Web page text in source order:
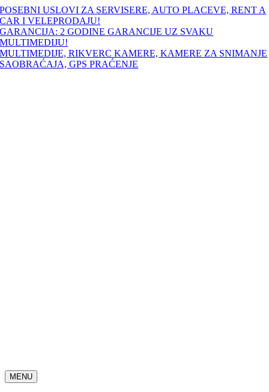
Skip
to
content
POSEBNI USLOVI ZA SERVISERE, AUTO PLACEVE, RENT A
CAR I VELEPRODAJU!
GARANCIJA: 2 GODINE GARANCIJE UZ SVAKU
MULTIMEDIJU!
MULTIMEDIJE, RIKVERC KAMERE, KAMERE ZA SNIMANJE
SAOBRAĆAJA, GPS PRAĆENJE
MENU